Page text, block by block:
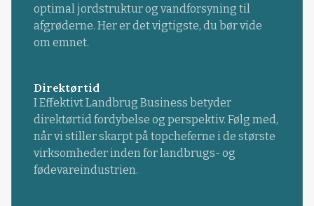
optimal jordstruktur og vandforsyning til
afgrøderne. Her er det vigtigste, du bør vide
om emnet.
Direktørtid
I Effektivt Landbrug Business betyder
direktørtid fordybelse og perspektiv. Følg med,
når vi stiller skarpt på topcheferne i de største
virksomheder inden for landbrugs- og
fødevareindustrien.